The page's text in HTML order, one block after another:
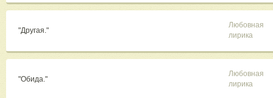
"Другая."
Любовная
лирика
"Обида."
Любовная
лирика